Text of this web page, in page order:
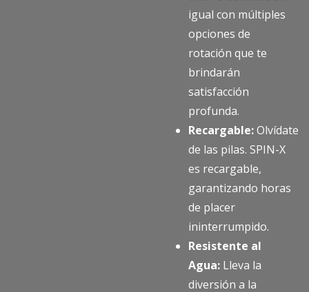
igual con múltiples
opciones de
rotación que te
brindarán
satisfacción
profunda.
Recargable:Olvídate
de las pilas. SPIN-X
es recargable,
garantizando horas
de placer
ininterrumpido.
Resistente al
Agua: Lleva la
diversión a la